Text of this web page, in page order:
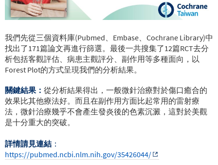
我們先從三個資料庫(Pubmed、Embase、Cochrane Library)中
找出了171篇論文再進行篩選。最後一共搜集了12篇RCT去分
析包括客觀評估、病患主觀評分、副作用等多種面向，以
Forest Plot的方式呈現我們的分析結果。
關鍵結果： 從分析結果得出，一般微針治療對於傷口癒合的
效果比其他療法好。而且在副作用方面比起常用的雷射療
法，微針治療幾乎不會產生發炎後的色素沉澱，這對於美觀
是十分重大的突破。
詳情請見連結 ：
https://pubmed.ncbi.nlm.nih.gov/35426044/